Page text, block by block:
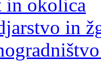
in okolica
in